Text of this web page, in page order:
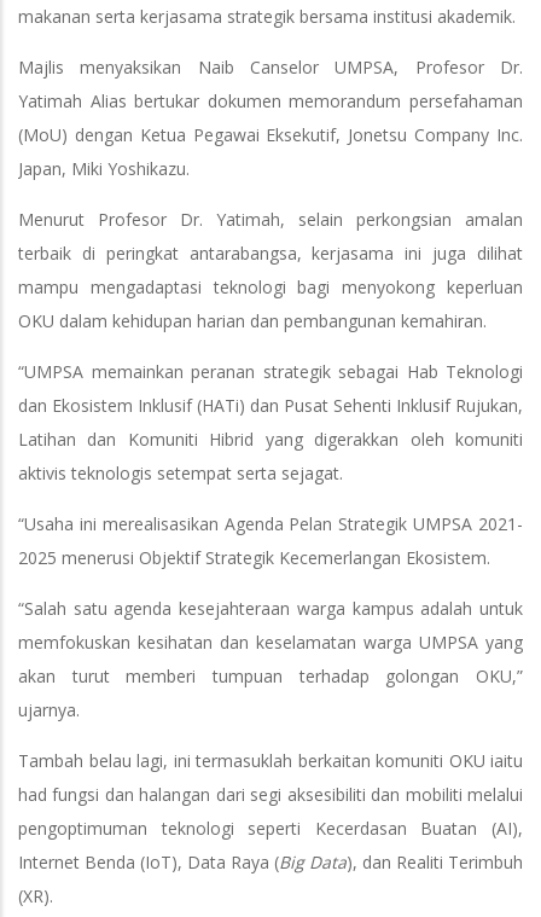
makanan serta kerjasama strategik bersama institusi akademik.
Majlis menyaksikan Naib Canselor UMPSA, Profesor Dr.
Yatimah Alias bertukar dokumen memorandum persefahaman
(MoU) dengan Ketua Pegawai Eksekutif, Jonetsu Company Inc.
Japan, Miki Yoshikazu.
Menurut Profesor Dr. Yatimah, selain perkongsian amalan
terbaik di peringkat antarabangsa, kerjasama ini juga dilihat
mampu mengadaptasi teknologi bagi menyokong keperluan
OKU dalam kehidupan harian dan pembangunan kemahiran.
“UMPSA memainkan peranan strategik sebagai Hab Teknologi
dan Ekosistem Inklusif (HATi) dan Pusat Sehenti Inklusif Rujukan,
Latihan dan Komuniti Hibrid yang digerakkan oleh komuniti
aktivis teknologis setempat serta sejagat.
“Usaha ini merealisasikan Agenda Pelan Strategik UMPSA 2021-
2025 menerusi Objektif Strategik Kecemerlangan Ekosistem.
“Salah satu agenda kesejahteraan warga kampus adalah untuk
memfokuskan kesihatan dan keselamatan warga UMPSA yang
akan turut memberi tumpuan terhadap golongan OKU,”
ujarnya.
Tambah belau lagi, ini termasuklah berkaitan komuniti OKU iaitu
had fungsi dan halangan dari segi aksesibiliti dan mobiliti melalui
pengoptimuman teknologi seperti Kecerdasan Buatan (AI),
Internet Benda (IoT), Data Raya (Big Data), dan Realiti Terimbuh
(XR).